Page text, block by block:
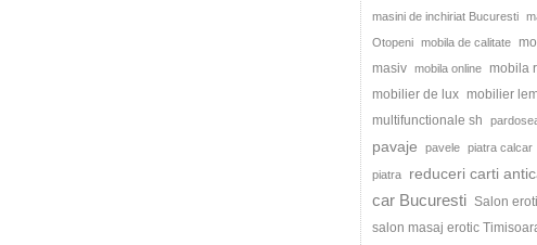
masini de inchiriat Bucuresti
Otopeni mobila de calitate
masiv mobila online
mobila
mobilier de lux mobilier
multifunctionale sh
pavaje pavele piatra calcar
piatra reduceri carti
car Bucuresti Salon
salon masaj erotic